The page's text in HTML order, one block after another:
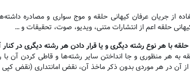
از جریان عرفان کیهانی حلقه و موج سواری و مصادره
حلقه اعم از انتشارات متنی، ویدیو، صوت، تحقیقات و …
با هر نوع رشته دیگری و یا قرار دادن هر رشته دیگری در
به هر منظوری و جا انداختن سایر رشته‌ها و قاطی کردن آن
آن در هر موردی بدون ذکر ماخذ آن، نقض امانتداری (نقض